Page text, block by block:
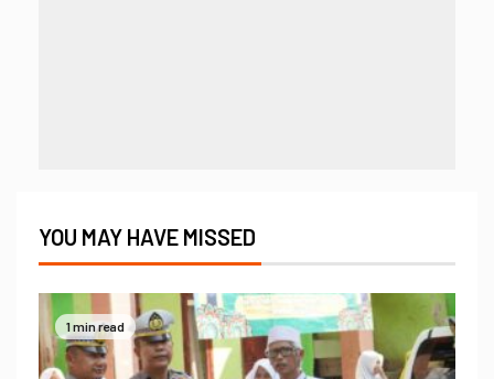
YOU MAY HAVE MISSED
1 min read